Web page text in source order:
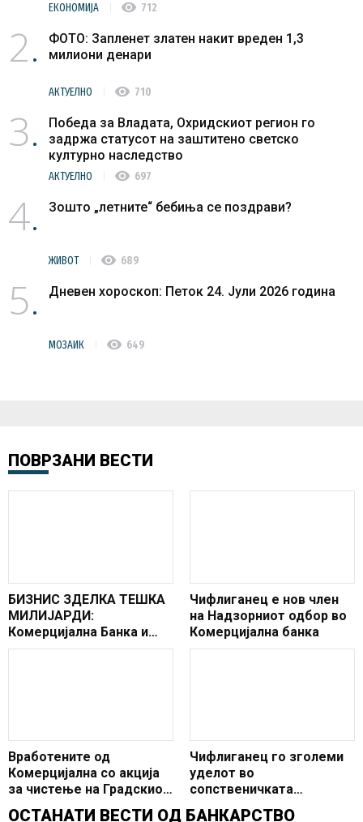
ЕКОНОМИЈА visibility 712
2
ФОТО: Запленет златен накит вреден 1,3
милиони денари
АКТУЕЛНО visibility 710
3
Победа за Владата, Охридскиот регион го
задржа статусот на заштитено светско
културно наследство
АКТУЕЛНО visibility 697
4 Зошто „летните“ бебиња се поздрави?
ЖИВОТ visibility 689
5 Дневен хороскоп: Петок 24. Јули 2026 година
МОЗАИК visibility 649
ПОВРЗАНИ ВЕСТИ
БИЗНИС ЗДЕЛКА ТЕШКА
МИЛИЈАРДИ:
Комерцијална Банка и
Балфин Груп ќе ја
Чифлиганец е нов член
на Надзорниот одбор во
Комерцијална банка
Вработените од
Комерцијална со акција
за чистење на Градскиот
парк
Чифлиганец го зголеми
уделот во
сопственичката
структура на
ОСТАНАТИ ВЕСТИ ОД БАНКАРСТВО